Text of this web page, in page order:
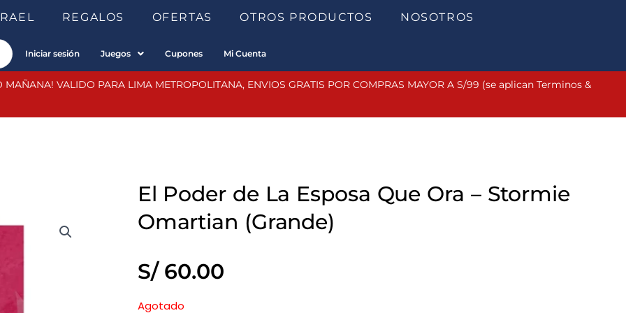
REGALOS OFERTAS OTROS PRODUCTOS NOSOTROS
Iniciar sesión Juegos Cupones Mi Cuenta
MAÑANA! VALIDO PARA LIMA METROPOLITANA, ENVIOS GRATIS POR COMPRAS MAYOR A S/99 (se aplican Terminos &
El Poder de La Esposa Que Ora – Stormie
Omartian (Grande)
S/60.00
Agotado